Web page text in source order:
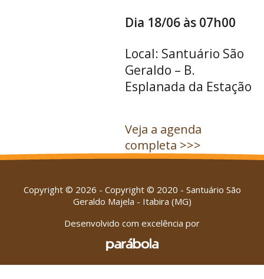
Dia 18/06 às 07h00
Local: Santuário São
Geraldo – B.
Esplanada da Estação
Veja a agenda
completa >>>
Copyright © 2026 - Copyright © 2020 - Santuário São
Geraldo Majela - Itabira (MG)
Desenvolvido com excelência por